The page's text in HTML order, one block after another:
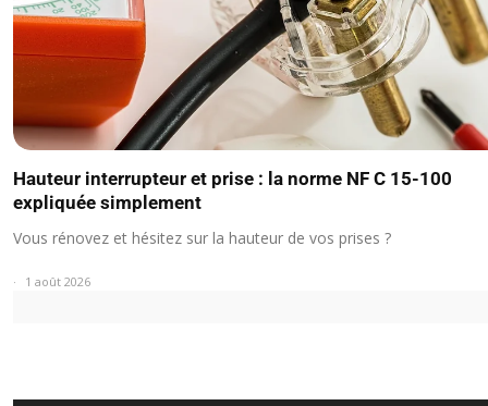
Hauteur interrupteur et prise : la norme NF C 15-100
expliquée simplement
Vous rénovez et hésitez sur la hauteur de vos prises ?
1 août 2026